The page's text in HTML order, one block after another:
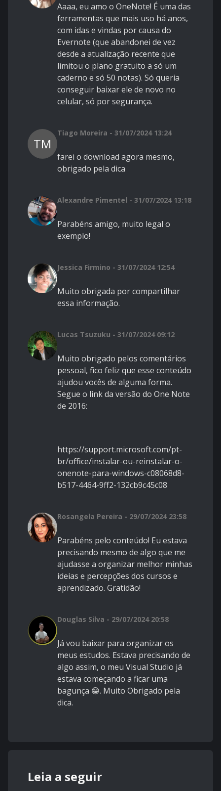
Aaaa, eu amo o OneNote! É uma das
ferramentas que mais uso há anos,
com idas e vindas por causa do
Evernote (que abandonei de vez
desde a atualização recente que
limitou o plano gratuito a só um
caderno e só 50 notas). Só queria
conseguir baixar ele de novo no
celular, só por segurança.
TM
Tiago Moreira - 31/07/2024 13:24
farei o download agora mesmo,
obrigado pela dica
Alexandre Pimentel - 31/07/2024 13:18
Parabéns amigo, muito legal o
exemplo!
Jessica Firmino - 31/07/2024 12:54
Muito obrigada por compartilhar
essa informação.
Lucas Tsuzuku - 31/07/2024 09:12
Muito obrigado pelos comentários
pessoal, fico feliz que esse conteúdo
ajudou vocês de alguma forma.
Segue o link da versão do One Note
de 2016:
https://support.microsoft.com/pt-
br/office/instalar-ou-reinstalar-o-
onenote-para-windows-c08068d8-
b517-4464-9ff2-132cb9c45c08
Rosangela Pereira - 29/07/2024 23:58
Parabéns pelo conteúdo! Eu estava
precisando mesmo de algo que me
ajudasse a organizar melhor minhas
ideias e percepções dos cursos e
aprendizado. Gratidão!
Douglas Silva - 29/07/2024 20:58
Já vou baixar para organizar os
meus estudos. Estava precisando de
algo assim, o meu Visual Studio já
estava começando a ficar uma
bagunça 😁. Muito Obrigado pela
dica.
Leia a seguir